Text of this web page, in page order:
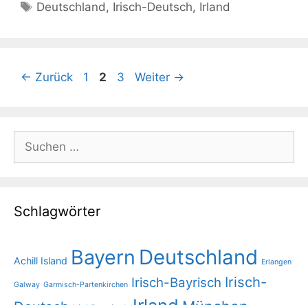
Schlagwörter
Deutschland , Irisch-Deutsch, Irland
← Zurück Seite
1 Seite
2 Seite
3 Weiter →
nach:
Schlagwörter
Achill Island Bayern Deutschland Erlangen
Galway Garmisch-Partenkirchen Irisch-Bayrisch Irisch-